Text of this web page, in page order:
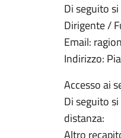
Di seguito
Dirigente /
Email:
Indirizzo:
Accesso ai
Di seguito
distanza:
Altro